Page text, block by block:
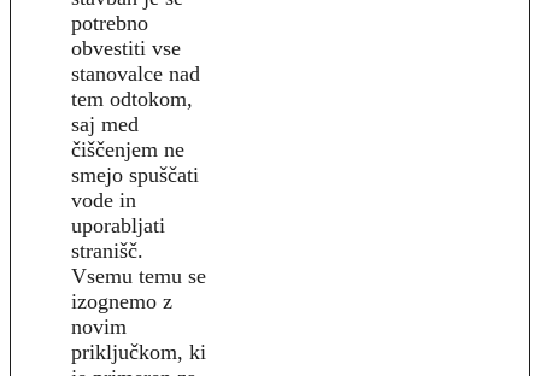
potrebno
obvestiti vse
stanovalce nad
tem odtokom,
saj med
čiščenjem ne
smejo spuščati
vode in
uporabljati
stranišč.
Vsemu temu se
izognemo z
novim
priključkom, ki